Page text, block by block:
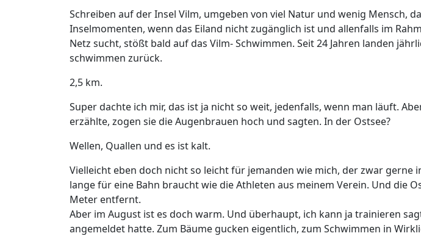
Schreiben auf der Insel Vilm, umgeben von viel Natur und wenig Mensch,
Inselmomenten, wenn das Eiland nicht zugänglich ist und allenfalls im
Netz sucht, stößt bald auf das Vilm- Schwimmen. Seit 24 Jahren landen
schwimmen zurück.
2,5 km.
Super dachte ich mir, das ist ja nicht so weit, jedenfalls, wenn man läuft.
erzählte, zogen sie die Augenbrauen hoch und sagten. In der Ostsee?
Wellen, Quallen und es ist kalt.
Vielleicht eben doch nicht so leicht für jemanden wie mich, der zwar
lange für eine Bahn braucht wie die Athleten aus meinem Verein. Und die
Meter entfernt.
Aber im August ist es doch warm. Und überhaupt, ich kann ja trainieren
angemeldet hatte. Zum Bäume gucken eigentlich, zum Schwimmen in